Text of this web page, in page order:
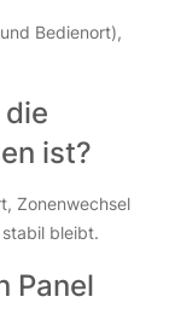
Bedienort),
ist?
Zonenwechsel
bleibt.
Panel